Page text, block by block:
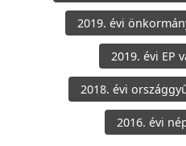
2019. évi
2019. évi EP
2018. évi
2016. évi